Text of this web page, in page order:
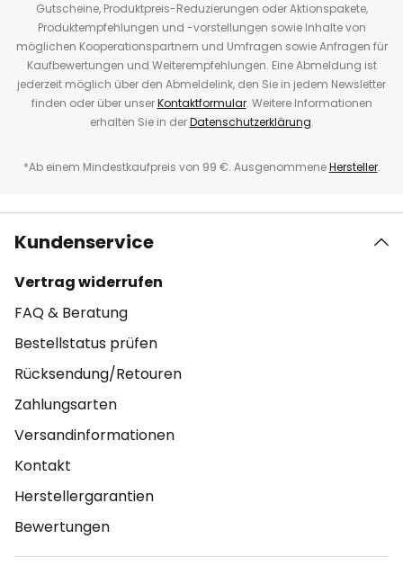
Gutscheine, Produktpreis-Reduzierungen oder Aktionspakete,
Produktempfehlungen und -vorstellungen sowie Inhalte von
möglichen Kooperationspartnern und Umfragen sowie Anfragen für
Kaufbewertungen und Weiterempfehlungen. Eine Abmeldung ist
jederzeit möglich über den Abmeldelink, den Sie in jedem Newsletter
finden oder über unserKontaktformular. Weitere Informationen
erhalten Sie in derDatenschutzerklärung.
*Ab einem Mindestkaufpreis von 99 €. AusgenommeneHersteller.
Kundenservice
Vertrag widerrufen
FAQ & Beratung
Bestellstatus prüfen
Rücksendung/Retouren
Zahlungsarten
Versandinformationen
Kontakt
Herstellergarantien
Bewertungen